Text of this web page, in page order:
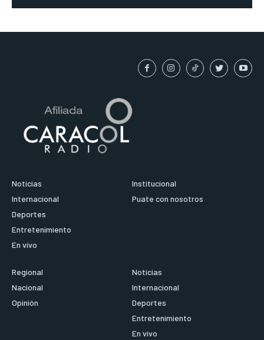
Noticias
Internacional
Deportes
Entretenimiento
En vivo
Institucional
Puate con nosotros
Regional
Nacional
Opinión
Noticias
Internacional
Deportes
Entretenimiento
En vivo